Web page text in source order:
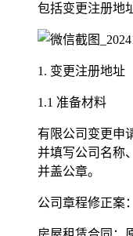
包括变更注册地
1. 变更注册地址
1.1 准备材料
有限公司变更申
并填写公司名称
并盖公章。
公司章程修正案